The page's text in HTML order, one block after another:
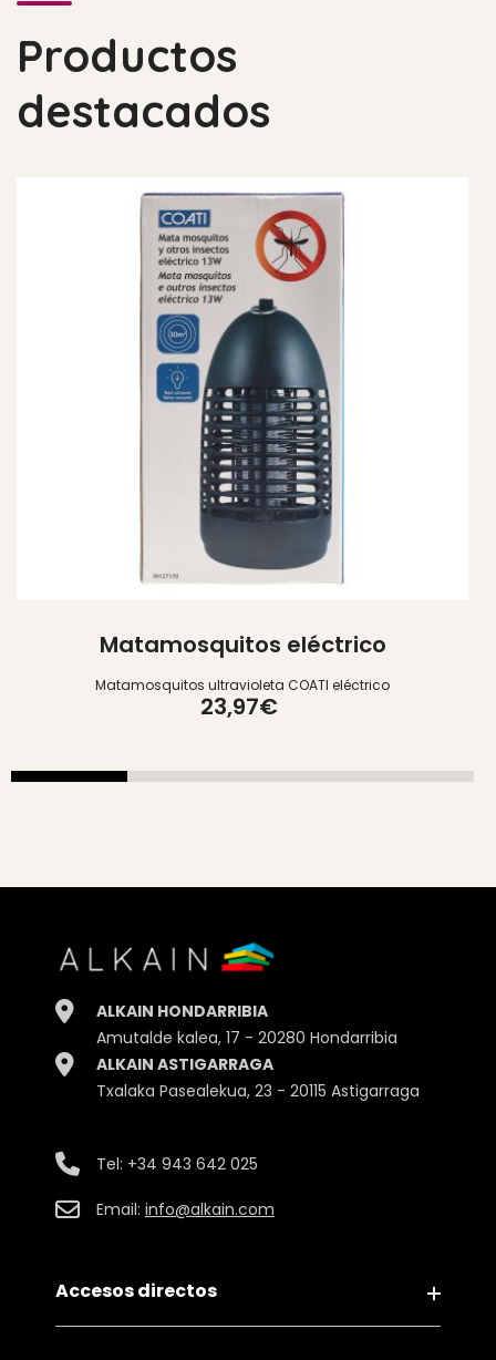
Productos
destacados
Matamosquitos eléctrico
Matamosquitos ultravioleta COATI eléctrico
23,97€
ALKAIN HONDARRIBIA
Amutalde kalea, 17 - 20280 Hondarribia
ALKAIN ASTIGARRAGA
Txalaka Pasealekua, 23 - 20115 Astigarraga
Tel: +34 943 642 025
Email: info@alkain.com
Accesos directos